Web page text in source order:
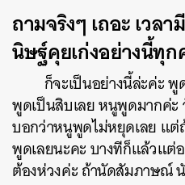
ถามจริงๆ เถอะ เวล
นิษฐ์คุยเก่งอย่างนี้ทุก
ก็จะเป็นอย่างนี้ล่ะค่ะ พู
พูดเป็นสิบเลย หนูพูดมากค่
บอกว่าหนูพูดไม่หยุดเลย แ
พูดเลยนะคะ บางทีก็แล้วแ
ต้องห่วงค่ะ ถ้านัดสัมภาษณ์